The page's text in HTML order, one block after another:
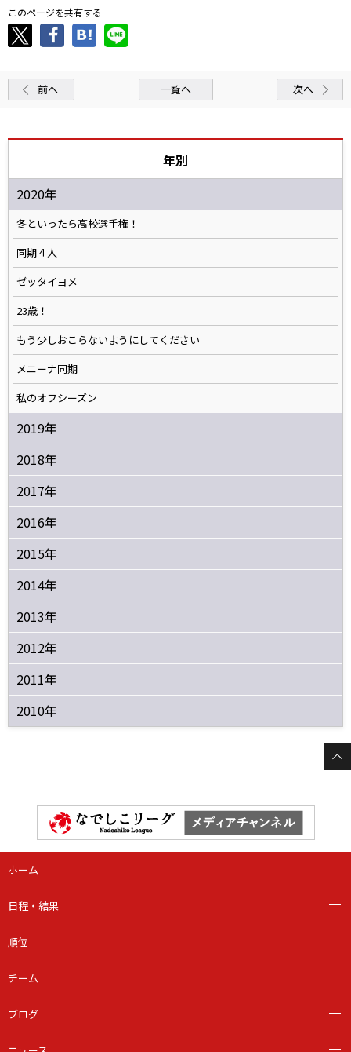
このページを共有する
前へ 一覧へ 次へ
年別
2020年
冬といったら高校選手権！
同期４人
ゼッタイヨメ
23歳！
もう少しおこらないようにしてください
メニーナ同期
私のオフシーズン
2019年
2018年
2017年
2016年
2015年
2014年
2013年
2012年
2011年
2010年
ホーム
日程・結果
順位
チーム
ブログ